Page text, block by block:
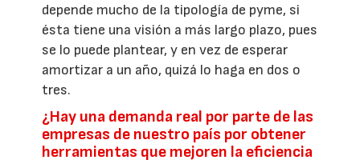
depende mucho de la tipología de pyme, si
ésta tiene una visión a más largo plazo, pues
se lo puede plantear, y en vez de esperar
amortizar a un año, quizá lo haga en dos o
tres.
¿Hay una demanda real por parte de las
empresas de nuestro país por obtener
herramientas que mejoren la eficiencia